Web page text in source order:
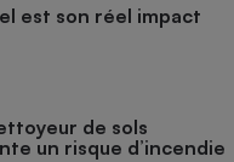
est son réel impact
de sols
un risque d’incendie